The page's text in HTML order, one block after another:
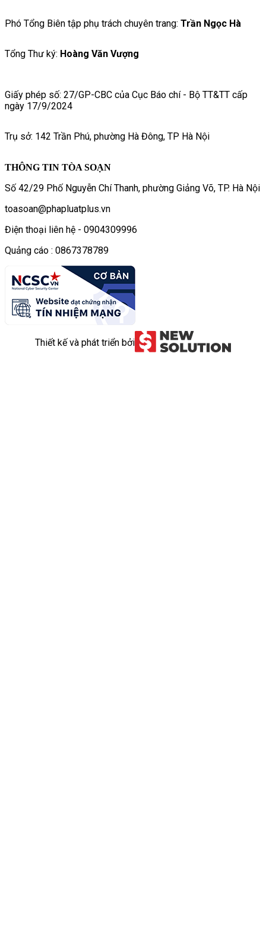
Phó Tổng Biên tập phụ trách chuyên trang: Trần Ngọc Hà
Tổng Thư ký: Hoàng Văn Vượng
Giấy phép số: 27/GP-CBC của Cục Báo chí - Bộ TT&TT cấp
ngày 17/9/2024
Trụ sở: 142 Trần Phú, phường Hà Đông, TP Hà Nội
THÔNG TIN TÒA SOẠN
Số 42/29 Phố Nguyễn Chí Thanh, phường Giảng Võ, TP. Hà Nội
toasoan@phapluatplus.vn
Điện thoại liên hệ - 0904309996
Quảng cáo : 0867378789
Thiết kế và phát triển bởi